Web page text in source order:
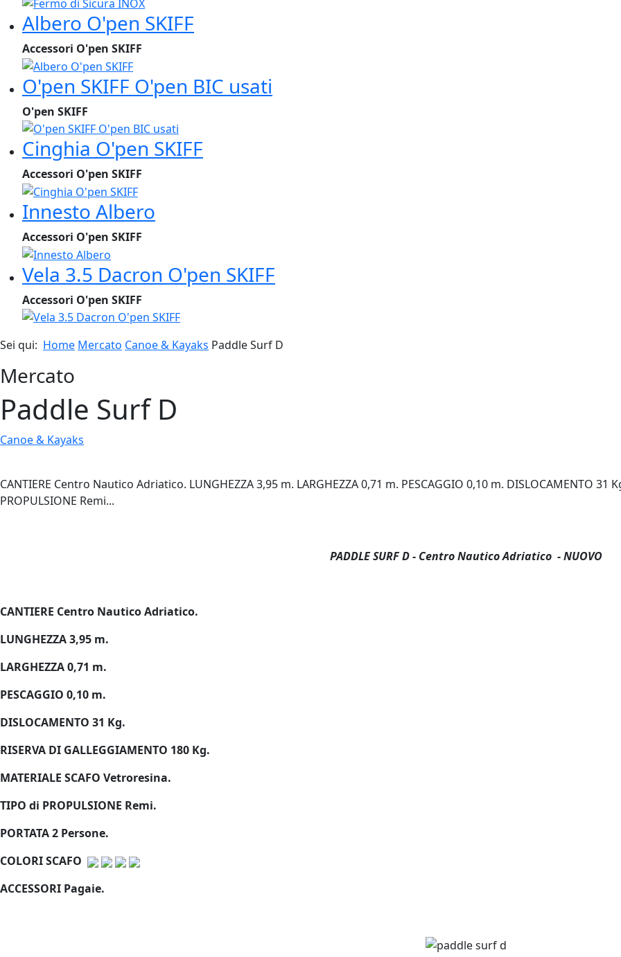
Albero O'pen SKIFF
Accessori O'pen SKIFF
O'pen SKIFF O'pen BIC usati
O'pen SKIFF
Cinghia O'pen SKIFF
Accessori O'pen SKIFF
Innesto Albero
Accessori O'pen SKIFF
Vela 3.5 Dacron O'pen SKIFF
Accessori O'pen SKIFF
Sei qui: Home Mercato Canoe & Kayaks Paddle Surf D
Mercato
Paddle Surf D
Canoe & Kayaks
CANTIERE Centro Nautico Adriatico. LUNGHEZZA 3,95 m. LARGHEZZA 0,71 m. PESCAGGIO 0,10 m. DISLOCAMENTO 31
PROPULSIONE Remi...
PADDLE SURF D - Centro Nautico Adriatico - NUOVO
CANTIERE Centro Nautico Adriatico.
LUNGHEZZA 3,95 m.
LARGHEZZA 0,71 m.
PESCAGGIO 0,10 m.
DISLOCAMENTO 31 Kg.
RISERVA DI GALLEGGIAMENTO 180 Kg.
MATERIALE SCAFO Vetroresina.
TIPO di PROPULSIONE Remi.
PORTATA 2 Persone.
COLORI SCAFO
ACCESSORI Pagaie.